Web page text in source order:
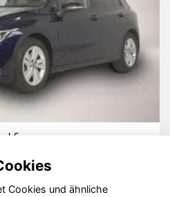
Cookies und ähnliche